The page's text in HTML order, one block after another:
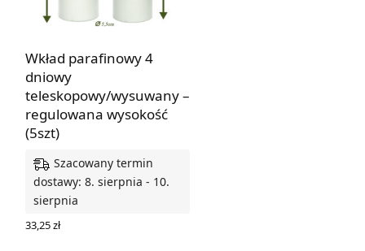
Wkład parafinowy 4
dniowy
teleskopowy/wysuwany –
regulowana wysokość
(5szt)
Szacowany termin
dostawy: 8. sierpnia - 10.
sierpnia
33,25zł